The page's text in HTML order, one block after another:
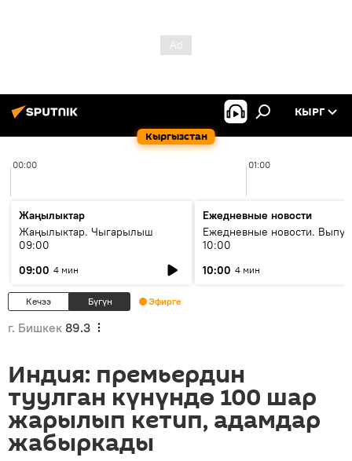
Кыргызстан
КЫРГ
00:00 01:00
Жаңылыктар
Жаңылыктар. Чыгарылыш
09:00
09:00 4 мин
Ежедневные новости
Ежедневные новости.
10:00
10:00 4 мин
Кечээ Бүгүн Эфирге
г. Бишкек 89.3
Индия: премьердин
туулган күнүндө 100 шар
жарылып кетип, адамдар
жабыркады